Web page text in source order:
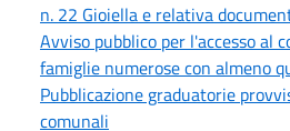
n. 22 Gioiella e relativa
Avviso pubblico per l'accesso al
famiglie numerose con almeno
Pubblicazione graduatorie
comunali